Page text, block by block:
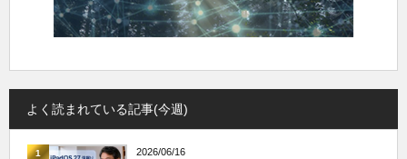
よく読まれている記事(今週)
1 2026/06/16